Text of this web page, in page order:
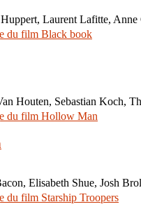
Laurent Lafitte, Anne
Houten, Sebastian Koch,
Elisabeth Shue, Josh